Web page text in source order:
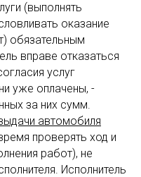
(выполнять
оказание
обязательным
вправе отказаться
услуг
уже оплачены, -
за них сумм.
автомобиля
проверять ход и
работ), не
Исполнитель